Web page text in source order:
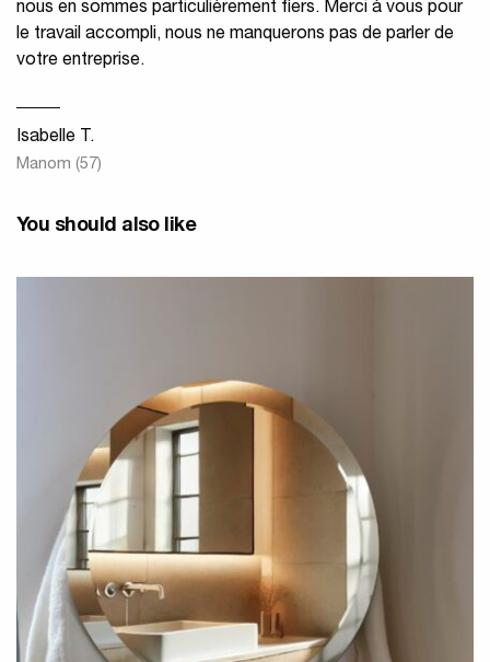
nous en sommes particulièrement fiers. Merci à vous pour
le travail accompli, nous ne manquerons pas de parler de
votre entreprise.
Isabelle T.
Manom (57)
You should also like